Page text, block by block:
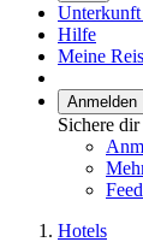
Unterkunft
Hilfe
Meine
Anmelden
Sichere
Hotels